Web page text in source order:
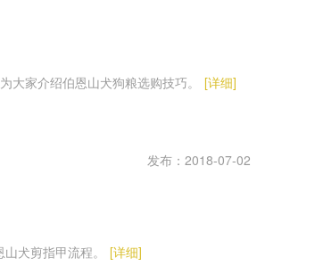
家介绍伯恩山犬狗粮选购技巧。 [详细]
发布：2018-07-02
犬剪指甲流程。 [详细]